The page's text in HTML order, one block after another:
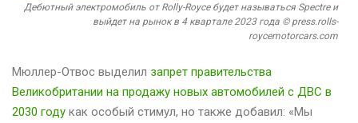
Дебютный электромобиль от Rolly-Royce будет называться Spectre и
выйдет на рынок в 4 квартале 2023 года © press.rolls-
roycemotorcars.com
Мюллер-Отвос выделил запрет правительства
Великобритании на продажу новых автомобилей с ДВС в
2030 году как особый стимул, но также добавил: «Мы